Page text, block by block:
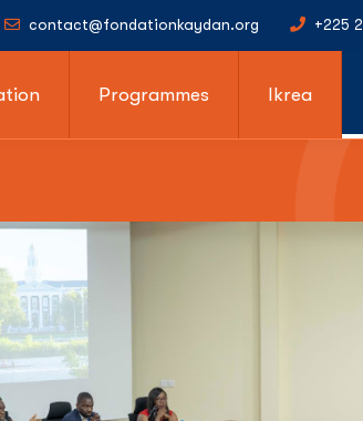
contact@fondationkaydan.org +225
Programmes Ikrea